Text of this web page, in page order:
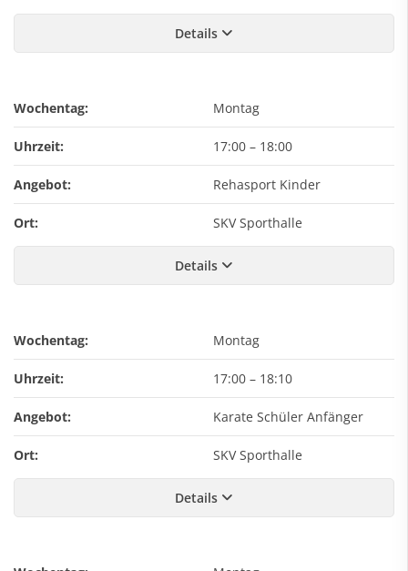
Details
Wochentag: Montag
Uhrzeit: 17:00 – 18:00
Angebot: Rehasport Kinder
Ort: SKV Sporthalle
Details
Wochentag: Montag
Uhrzeit: 17:00 – 18:10
Angebot: Karate Schüler Anfänger
Ort: SKV Sporthalle
Details